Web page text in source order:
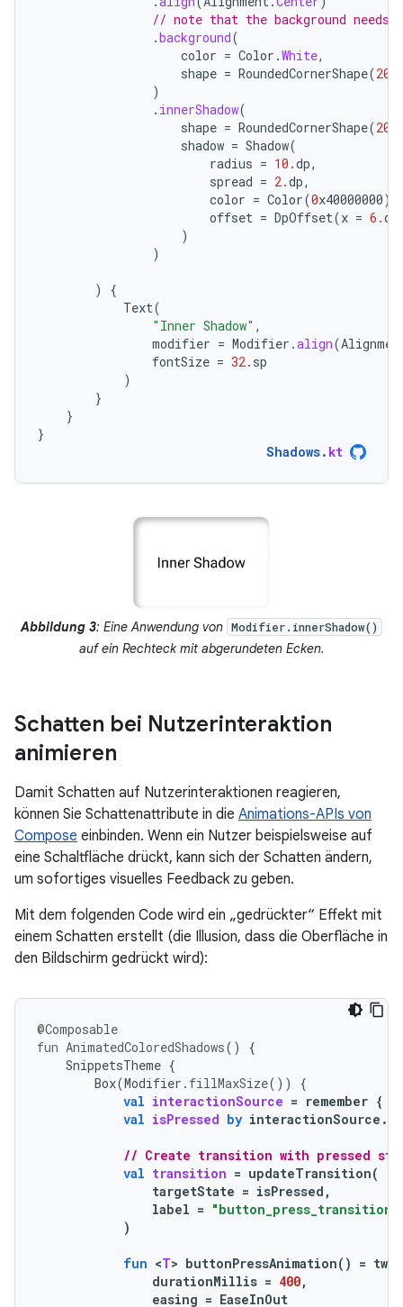
// note that the background needs
.background(
color = Color .White,
shape = RoundedCornerShape(20.
)
. innerShadow(
shape = RoundedCornerShape(20.
shadow = Shadow(
radius = 10.dp,
spread = 2.dp,
color = Color(0x40000000),
offset = DpOffset(x = 6.dp
)
)
)
{
Text(
"Inner Shadow" ,
modifier = Modifier .align(
fontSize = 32. sp
)
}
}
}
Shadows. kt
Abbildung 3: Eine Anwendung von Modifier.innerShadow()
auf ein Rechteck mit abgerundeten Ecken.
Schatten bei Nutzerinteraktion
animieren
Damit Schatten auf Nutzerinteraktionen reagieren,
können Sie Schattenattribute in die Animations-APIs von
Compose einbinden. Wenn ein Nutzer beispielsweise auf
eine Schaltfläche drückt, kann sich der Schatten ändern,
um sofortiges visuelles Feedback zu geben.
Mit dem folgenden Code wird ein „gedrückter“ Effekt mit
einem Schatten erstellt (die Illusion, dass die Oberfläche in
den Bildschirm gedrückt wird):
@Composable
fun AnimatedColoredShadows()
{
SnippetsTheme {
Box(Modifier . fillMaxSize())
{
val interactionSource = remember {
val isPressed by interactionSource .
// Create transition with pressed
val transition = updateTransition(
targetState = isPressed ,
label = "button_press_transition"
)
fun <T> buttonPressAnimation() =
durationMillis = 400,
easing = EaseInOut